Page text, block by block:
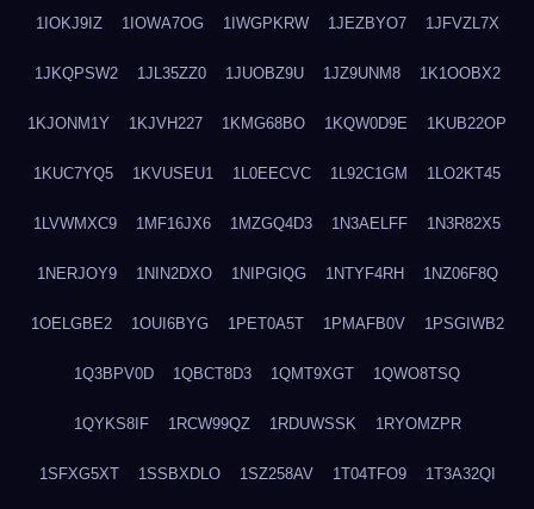
1IOKJ9IZ 1IOWA7OG 1IWGPKRW 1JEZBYO7 1JFVZL7X
1JKQPSW2 1JL35ZZ0 1JUOBZ9U 1JZ9UNM8 1K1OOBX2
1KJONM1Y 1KJVH227 1KMG68BO 1KQW0D9E 1KUB22OP
1KUC7YQ5 1KVUSEU1 1L0EECVC 1L92C1GM 1LO2KT45
1LVWMXC9 1MF16JX6 1MZGQ4D3 1N3AELFF 1N3R82X5
1NERJOY9 1NIN2DXO 1NIPGIQG 1NTYF4RH 1NZ06F8Q
1OELGBE2 1OUI6BYG 1PET0A5T 1PMAFB0V 1PSGIWB2
1Q3BPV0D 1QBCT8D3 1QMT9XGT 1QWO8TSQ
1QYKS8IF 1RCW99QZ 1RDUWSSK 1RYOMZPR
1SFXG5XT 1SSBXDLO 1SZ258AV 1T04TFO9 1T3A32QI